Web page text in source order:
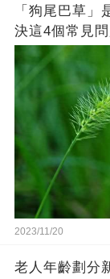
「狗尾巴草
決這4個常見問
2023/11/20
老人年齡劃分